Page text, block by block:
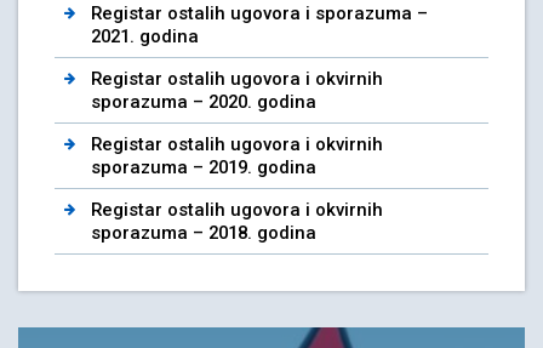
Registar ostalih ugovora i sporazuma –
2021. godina
Registar ostalih ugovora i okvirnih
sporazuma – 2020. godina
Registar ostalih ugovora i okvirnih
sporazuma – 2019. godina
Registar ostalih ugovora i okvirnih
sporazuma – 2018. godina